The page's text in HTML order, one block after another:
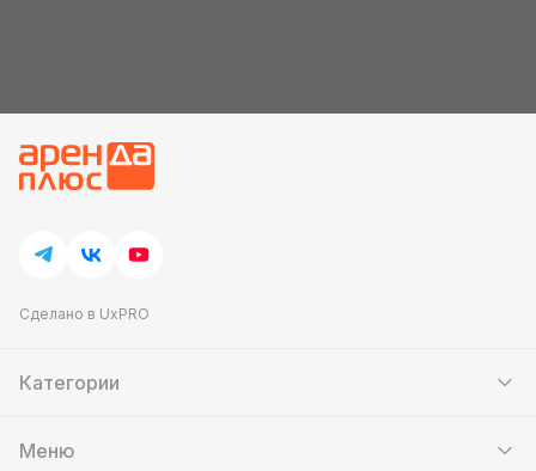
Сделано в UxPRO
Категории
Кейтеринг
Меню